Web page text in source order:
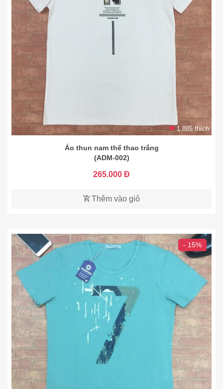
1.885 thích
Áo thun nam thể thao trắng
(ADM-002)
265.000 Đ
Thêm vào giỏ
- 15%